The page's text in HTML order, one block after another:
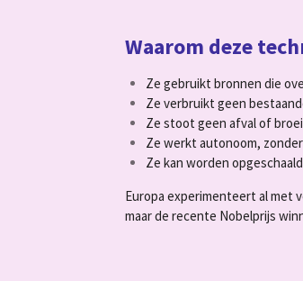
Waarom deze
Ze gebruikt bronnen die
Ze verbruikt geen
Ze stoot geen afval of
Ze werkt autonoom,
Ze kan worden
Europa experimenteert al
maar de recente Nobelprijs